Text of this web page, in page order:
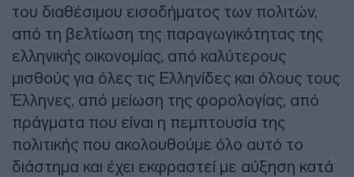
του διαθέσιμου εισοδήματος των πολιτών,
από τη βελτίωση της παραγωγικότητας της
ελληνικής οικονομίας, από καλύτερους
μισθούς για όλες τις Ελληνίδες και όλους τους
Έλληνες, από μείωση της φορολογίας, από
πράγματα που είναι η πεμπτουσία της
πολιτικής που ακολουθούμε όλο αυτό το
διάστημα και έχει εκφραστεί με αύξηση κατά